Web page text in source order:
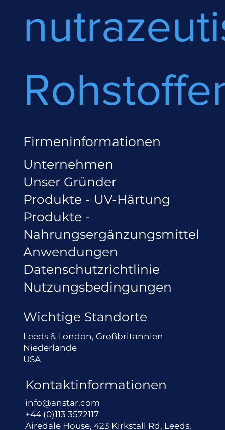
Firmeninformationen
Unternehmen
Unser Gründer
Produkte - UV-Härtung
Produkte -
Nahrungsergänzungsmittel
Anwendungen
Datenschutzrichtlinie
Nutzungsbedingungen
Wichtige Standorte
Leeds & London, Großbritannien
Niederlande
USA
Kontaktinformationen
info@anstar.com
+44 (0)113 3572117
Airedale House, 423 Kirkstall Rd, Leeds,